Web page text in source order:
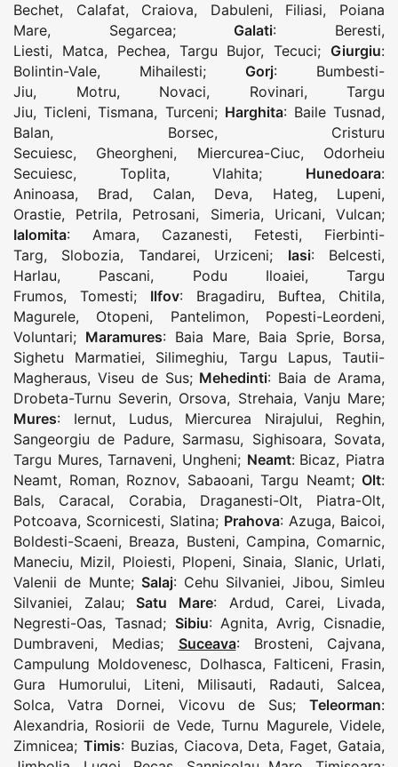
Bechet, Calafat, Craiova, Dabuleni, Filiasi, Poiana
Mare, Segarcea; Galati: Beresti,
Liesti, Matca, Pechea, Targu Bujor,Tecuci; Giurgiu:
Bolintin-Vale, Mihailesti; Gorj: Bumbesti-
Jiu, Motru, Novaci, Rovinari, Targu
Jiu,Ticleni,Tismana, Turceni; Harghita: Baile Tusnad,
Balan, Borsec, Cristuru
Secuiesc, Gheorgheni, Miercurea-Ciuc, Odorheiu
Secuiesc, Toplita,Vlahita; Hunedoara:
Aninoasa, Brad, Calan, Deva, Hateg, Lupeni,
Orastie, Petrila, Petrosani, Simeria, Uricani,Vulcan;
Ialomita: Amara, Cazanesti, Fetesti, Fierbinti-
Targ, Slobozia, Tandarei, Urziceni; Iasi: Belcesti,
Harlau, Pascani, Podu Iloaiei, Targu
Frumos, Tomesti; Ilfov: Bragadiru, Buftea, Chitila,
Magurele, Otopeni, Pantelimon, Popesti-Leordeni,
Voluntari; Maramures: Baia Mare, Baia Sprie, Borsa,
Sighetu Marmatiei, Silimeghiu, Targu Lapus,Tautii-
Magheraus, Viseu de Sus; Mehedinti: Baia de Arama,
Drobeta-Turnu Severin, Orsova, Strehaia, Vanju Mare;
Mures: Iernut, Ludus, Miercurea Nirajului, Reghin,
Sangeorgiu de Padure, Sarmasu, Sighisoara, Sovata,
Targu Mures,Tarnaveni, Ungheni; Neamt: Bicaz, Piatra
Neamt, Roman, Roznov, Sabaoani, Targu Neamt; Olt:
Bals, Caracal, Corabia, Draganesti-Olt, Piatra-Olt,
Potcoava, Scornicesti, Slatina; Prahova: Azuga, Baicoi,
Boldesti-Scaeni, Breaza, Busteni, Campina, Comarnic,
Maneciu, Mizil, Ploiesti, Plopeni, Sinaia, Slanic, Urlati,
Valenii de Munte; Salaj: Cehu Silvaniei, Jibou, Simleu
Silvaniei, Zalau; Satu Mare: Ardud, Carei, Livada,
Negresti-Oas, Tasnad; Sibiu:Agnita,Avrig, Cisnadie,
Dumbraveni, Medias; Suceava: Brosteni, Cajvana,
Campulung Moldovenesc, Dolhasca, Falticeni, Frasin,
Gura Humorului, Liteni, Milisauti, Radauti, Salcea,
Solca,Vatra Dornei, Vicovu de Sus;Teleorman:
Alexandria, Rosiorii de Vede,Turnu Magurele,Videle,
Zimnicea; Timis: Buzias, Ciacova, Deta, Faget, Gataia,